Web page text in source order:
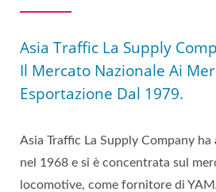
Asia Traffic La Supply
Il Mercato Nazionale Ai
Esportazione Dal 1979.
Asia Traffic La Supply Company
nel 1968 e si è concentrata sul
locomotive, come fornitore di